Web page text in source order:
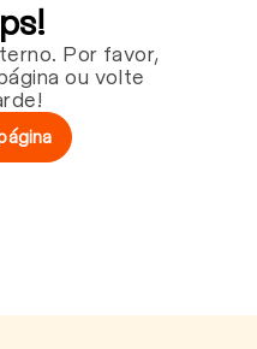
Por favor,
ou volte